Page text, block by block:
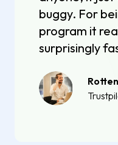
buggy. For
program it
surprisingly